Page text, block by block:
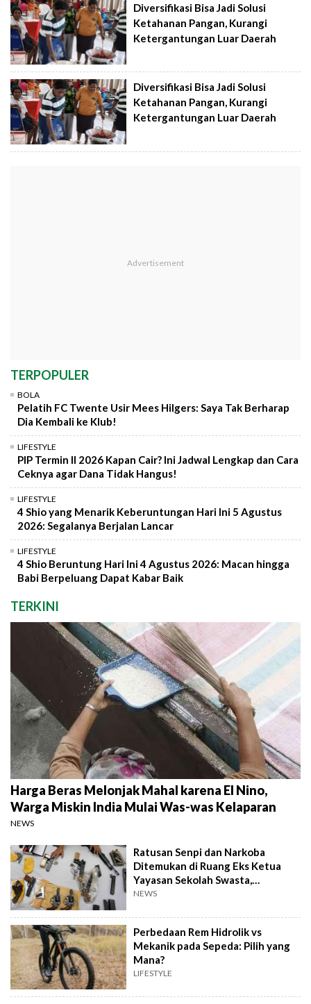
Diversifikasi Bisa Jadi Solusi
Ketahanan Pangan, Kurangi
Ketergantungan Luar Daerah
Diversifikasi Bisa Jadi Solusi
Ketahanan Pangan, Kurangi
Ketergantungan Luar Daerah
TERPOPULER
BOLA
Pelatih FC Twente Usir Mees Hilgers: Saya Tak Berharap
Dia Kembali ke Klub!
LIFESTYLE
PIP Termin II 2026 Kapan Cair? Ini Jadwal Lengkap dan Cara
Ceknya agar Dana Tidak Hangus!
LIFESTYLE
4 Shio yang Menarik Keberuntungan Hari Ini 5 Agustus
2026: Segalanya Berjalan Lancar
LIFESTYLE
4 Shio Beruntung Hari Ini 4 Agustus 2026: Macan hingga
Babi Berpeluang Dapat Kabar Baik
TERKINI
Harga Beras Melonjak Mahal karena El Nino,
Warga Miskin India Mulai Was-was Kelaparan
NEWS
Ratusan Senpi dan Narkoba
Ditemukan di Ruang Eks Ketua
Yayasan Sekolah Swasta,
Pengelola Buka Suara
NEWS
Perbedaan Rem Hidrolik vs
Mekanik pada Sepeda: Pilih yang
Mana?
LIFESTYLE